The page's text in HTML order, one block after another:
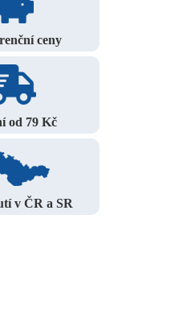
ceny
od 79 Kč
v ČR a SR